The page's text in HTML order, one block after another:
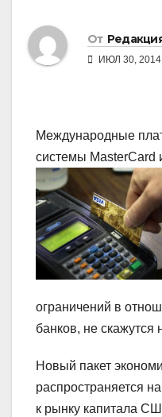
От
ИЮЛ 30, 2014
Международные
системы MasterCard
ограничений в
банков, не скажутся
Новый пакет
распространяется
к рынку капитала